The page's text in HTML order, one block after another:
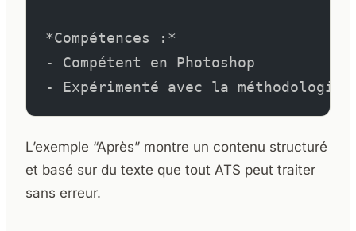
*Compétences :*
- Compétent en Photoshop
- Expérimenté avec la méthodologie
L’exemple “Après” montre un contenu structuré
et basé sur du texte que tout ATS peut traiter
sans erreur.